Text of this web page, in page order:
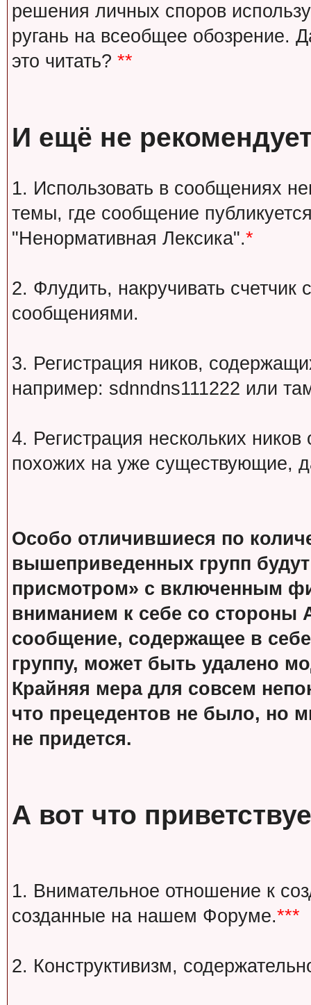
решения личных споров
ругань на всеобщее обозрение.
это читать? **
И ещё не
1. Использовать в сообщениях
темы, где сообщение
"Ненормативная Лексика".*
2. Флудить, накручивать
сообщениями.
3. Регистрация ников,
например: sdnndns111222 или
4. Регистрация нескольких
похожих на уже существующие,
Особо отличившиеся по
вышеприведенных групп
присмотром» с включенным
вниманием к себе со стороны
сообщение, содержащее в
группу, может быть удалено
Крайняя мера для совсем
что прецедентов не было, но
не придется.
А вот что
1. Внимательное отношение к
созданные на нашем Форуме.***
2. Конструктивизм,